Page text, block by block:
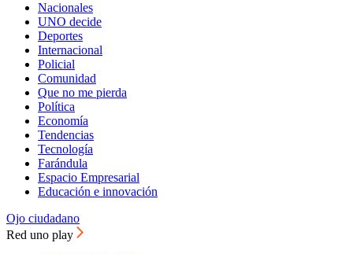
Nacionales
UNO decide
Deportes
Internacional
Policial
Comunidad
Que no me pierda
Política
Economía
Tendencias
Tecnología
Farándula
Espacio Empresarial
Educación e innovación
Ojo ciudadano
Red uno play